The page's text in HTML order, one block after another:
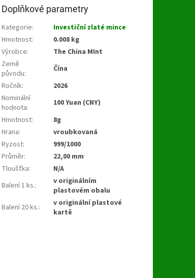
Doplňkové parametry
Kategorie:
Investiční zlaté mince
Hmotnost:
0.008 kg
Výrobce:
The China MInt
Země
původu:
Čína
Ročník:
2026
Nominální
hodnota:
100 Yuan (CNY)
Hmotnost:
8g
Hrana:
vroubkovaná
Ryzost:
999/1000
Průměr:
22,00 mm
Tloušťka:
N/A
Balení 1 ks.:
v originálním
plastovém obalu
Balení 20 ks.:
v originální plastové
kartě